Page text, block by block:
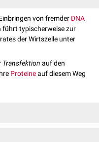
von fremder DNA
führt typischerweise zur
der Wirtszelle unter
Transfektion auf den
Proteineauf diesem Weg